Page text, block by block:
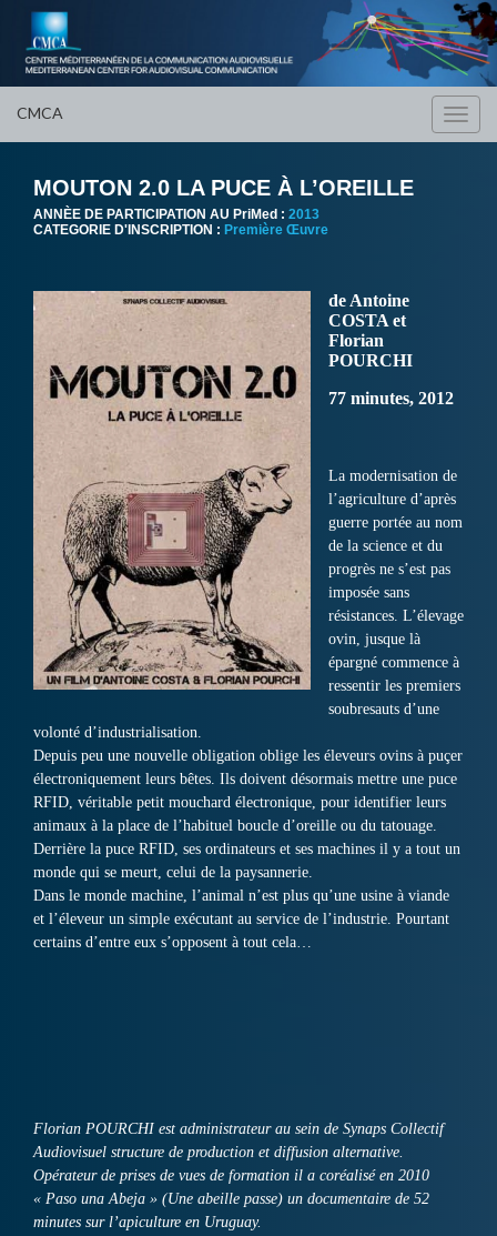
CMCA
MOUTON 2.0 LA PUCE À L’OREILLE
ANNÈE DE PARTICIPATION AU PriMed : 2013
CATEGORIE D'INSCRIPTION : Première Œuvre
de Antoine
COSTA et
Florian
POURCHI
77 minutes, 2012
La modernisation de
l’agriculture d’après
guerre portée au nom
de la science et du
progrès ne s’est pas
imposée sans
résistances. L’élevage
ovin, jusque là
épargné commence à
ressentir les premiers
soubresauts d’une
volonté d’industrialisation.
Depuis peu une nouvelle obligation oblige les éleveurs ovins à puçer
électroniquement leurs bêtes. Ils doivent désormais mettre une puce
RFID, véritable petit mouchard électronique, pour identifier leurs
animaux à la place de l’habituel boucle d’oreille ou du tatouage.
Derrière la puce RFID, ses ordinateurs et ses machines il y a tout un
monde qui se meurt, celui de la paysannerie.
Dans le monde machine, l’animal n’est plus qu’une usine à viande
et l’éleveur un simple exécutant au service de l’industrie. Pourtant
certains d’entre eux s’opposent à tout cela…
Florian POURCHI est administrateur au sein de Synaps Collectif
Audiovisuel structure de production et diffusion alternative.
Opérateur de prises de vues de formation il a coréalisé en 2010
« Paso una Abeja » (Une abeille passe) un documentaire de 52
minutes sur l’apiculture en Uruguay.